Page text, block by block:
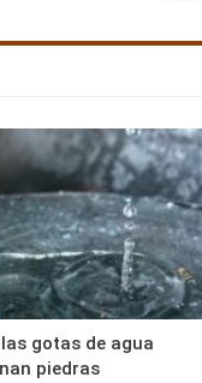
gotas de agua
piedras